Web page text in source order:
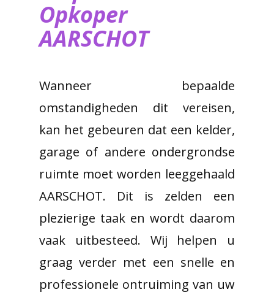
Opkoper
AARSCHOT
Wanneer bepaalde
omstandigheden dit vereisen,
kan het gebeuren dat een kelder,
garage of andere ondergrondse
ruimte moet worden leeggehaald
AARSCHOT. Dit is zelden een
plezierige taak en wordt daarom
vaak uitbesteed. Wij helpen u
graag verder met een snelle en
professionele ontruiming van uw